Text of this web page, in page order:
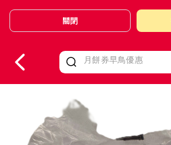
Valid Until 30 June 2026
關閉